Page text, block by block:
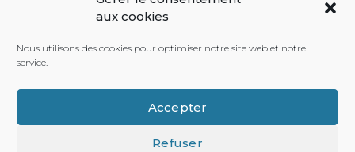
aux cookies
Nous utilisons des cookies pour optimiser notre site web et notre
service.
Accepter
Refuser